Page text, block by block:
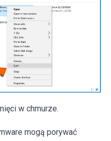
w chmurze.
mogą porywać